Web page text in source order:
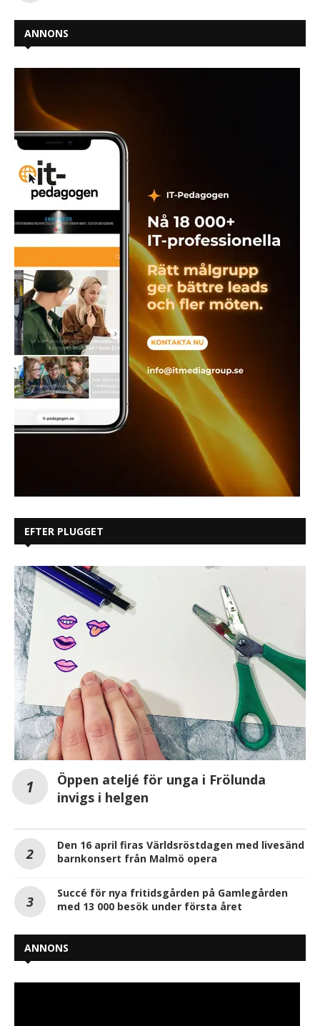
ANNONS
EFTER PLUGGET
Öppen ateljé för unga i Frölunda
invigs i helgen
Den 16 april firas Världsröstdagen med livesänd
barnkonsert från Malmö opera
Succé för nya fritidsgården på Gamlegården
med 13 000 besök under första året
ANNONS